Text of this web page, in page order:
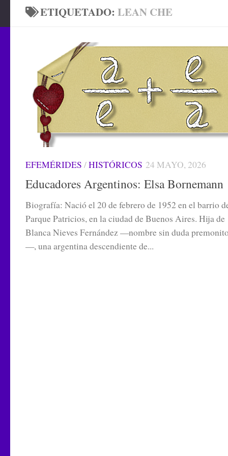
ETIQUETADO: LEAN CHE
EFEMÉRIDES /HISTÓRICOS 24 MAYO, 2026
Educadores Argentinos: Elsa Bornemann
Biografía: Nació el 20 de febrero de 1952 en el barrio
Parque Patricios, en la ciudad de Buenos Aires. Hija de
Blanca Nieves Fernández —nombre sin duda
—, una argentina descendiente de...